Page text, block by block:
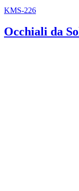
KMS-226
Occhiali da